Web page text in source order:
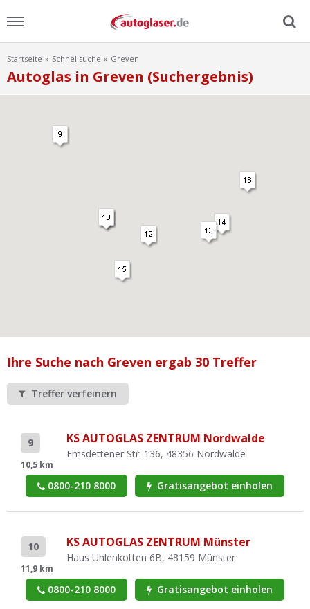
Home
Werkstatt Login
Startseite Schnellsuche Greven
Autoglas in Greven (Suchergebnis)
Ihre Suche nach Greven ergab 30 Treffer
Treffer verfeinern
9
10,5 km
KS AUTOGLAS ZENTRUM Nordwalde
Emsdettener Str. 136, 48356 Nordwalde
0800-210 8000 Gratisangebot einholen
10
11,9 km
KS AUTOGLAS ZENTRUM Münster
Haus Uhlenkotten 6B, 48159 Münster
0800-210 8000 Gratisangebot einholen